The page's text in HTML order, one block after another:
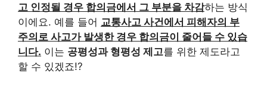
고 인정될 경우 합의금에서 그 부분을 차감하는 방식
이에요. 예를 들어 교통사고 사건에서 피해자의 부
주의로 사고가 발생한 경우 합의금이 줄어들 수 있습
니다. 이는 공평성과 형평성 제고를 위한 제도라고
할 수 있겠죠!?